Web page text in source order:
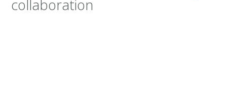
collaboration